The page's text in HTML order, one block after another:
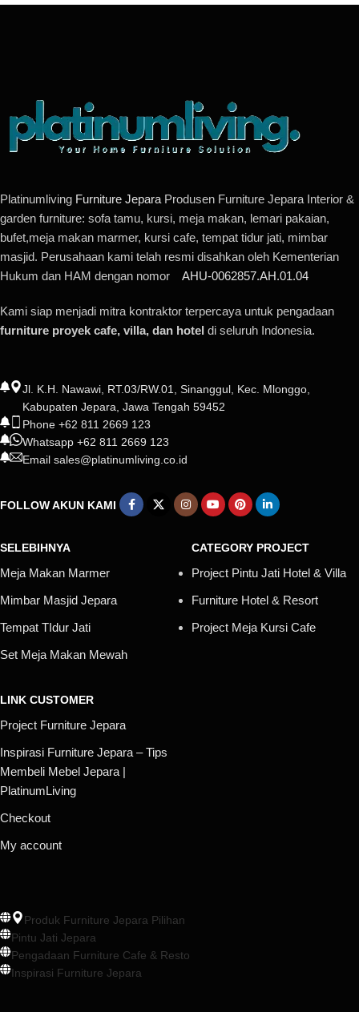
Platinumliving Furniture Jepara Produsen Furniture Jepara Interior &
garden furniture: sofa tamu, kursi, meja makan, lemari pakaian,
bufet,meja makan marmer, kursi cafe, tempat tidur jati, mimbar
masjid. Perusahaan kami telah resmi disahkan oleh Kementerian
Hukum dan HAM dengan nomor AHU-0062857.AH.01.04
Kami siap menjadi mitra kontraktor terpercaya untuk pengadaan
furniture proyek cafe, villa, dan hotel di seluruh Indonesia.
Jl. K.H. Nawawi, RT.03/RW.01, Sinanggul, Kec. Mlonggo,
Kabupaten Jepara, Jawa Tengah 59452
Phone +62 811 2669 123
Whatsapp +62 811 2669 123
Email sales@platinumliving.co.id
FOLLOW AKUN KAMI
SELEBIHNYA
Meja Makan Marmer
Mimbar Masjid Jepara
Tempat TIdur Jati
Set Meja Makan Mewah
CATEGORY PROJECT
Project Pintu Jati Hotel & Villa
Furniture Hotel & Resort
Project Meja Kursi Cafe
LINK CUSTOMER
Project Furniture Jepara
Inspirasi Furniture Jepara – Tips
Membeli Mebel Jepara |
PlatinumLiving
Checkout
My account
Produk Furniture Jepara Pilihan
Pintu Jati Jepara
Pengadaan Furniture Cafe & Resto
Inspirasi Furniture Jepara